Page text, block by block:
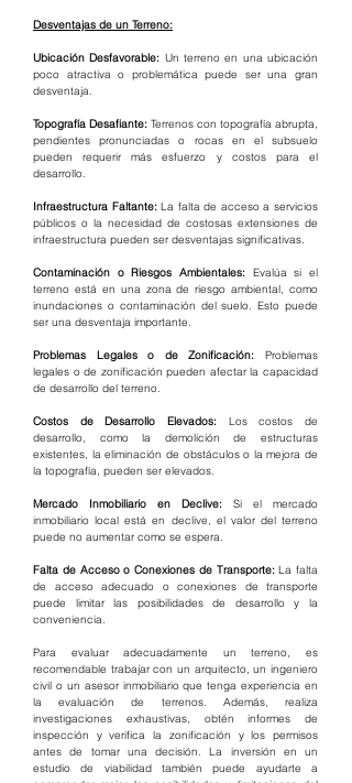
Desventajas de un Terreno:
Ubicación Desfavorable: Un terreno en una ubicación
poco atractiva o problemática puede ser una gran
desventaja.
Topografía Desafiante: Terrenos con topografía abrupta,
pendientes pronunciadas o rocas en el subsuelo
pueden requerir más esfuerzo y costos para el
desarrollo.
Infraestructura Faltante: La falta de acceso a servicios
públicos o la necesidad de costosas extensiones de
infraestructura pueden ser desventajas significativas.
Contaminación o Riesgos Ambientales: Evalúa si el
terreno está en una zona de riesgo ambiental, como
inundaciones o contaminación del suelo. Esto puede
ser una desventaja importante.
Problemas Legales o de Zonificación: Problemas
legales o de zonificación pueden afectar la capacidad
de desarrollo del terreno.
Costos de Desarrollo Elevados: Los costos de
desarrollo, como la demolición de estructuras
existentes, la eliminación de obstáculos o la mejora de
la topografía, pueden ser elevados.
Mercado Inmobiliario en Declive: Si el mercado
inmobiliario local está en declive, el valor del terreno
puede no aumentar como se espera.
Falta de Acceso o Conexiones de Transporte: La falta
de acceso adecuado o conexiones de transporte
puede limitar las posibilidades de desarrollo y la
conveniencia.
Para evaluar adecuadamente un terreno, es
recomendable trabajar con un arquitecto, un ingeniero
civil o un asesor inmobiliario que tenga experiencia en
la evaluación de terrenos. Además, realiza
investigaciones exhaustivas, obtén informes de
inspección y verifica la zonificación y los permisos
antes de tomar una decisión. La inversión en un
estudio de viabilidad también puede ayudarte a